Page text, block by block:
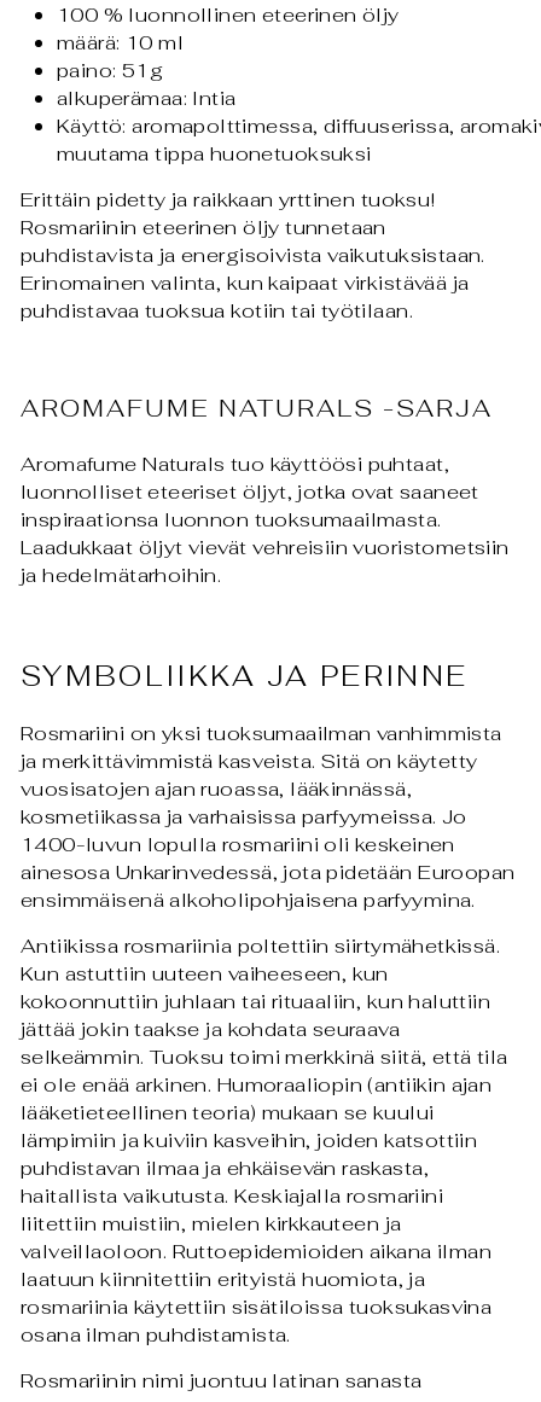
100 % luonnollinen eteerinen öljy
määrä: 10 ml
paino: 51g
alkuperämaa: Intia
Käyttö:aromapolttimessa, diffuuserissa,
muutama tippa huonetuoksuksi
Erittäin pidetty ja raikkaan yrttinen tuoksu!
Rosmariinin eteerinen öljy tunnetaan
puhdistavista ja energisoivista vaikutuksistaan.
Erinomainen valinta, kun kaipaat virkistävää ja
puhdistavaa tuoksua kotiin tai työtilaan.
AROMAFUME NATURALS -SARJA
Aromafume Naturals tuo käyttöösi puhtaat,
luonnolliset eteeriset öljyt, jotka ovat saaneet
inspiraationsa luonnon tuoksumaailmasta.
Laadukkaat öljyt vievät vehreisiin vuoristometsiin
ja hedelmätarhoihin.
SYMBOLIIKKA JA PERINNE
Rosmariini on yksi tuoksumaailman vanhimmista
ja merkittävimmistä kasveista. Sitä on käytetty
vuosisatojen ajan ruoassa, lääkinnässä,
kosmetiikassa ja varhaisissa parfyymeissa. Jo
1400-luvun lopulla rosmariini oli keskeinen
ainesosa Unkarinvedessä, jota pidetään Euroopan
ensimmäisenä alkoholipohjaisena parfyymina.
Antiikissa rosmariinia poltettiin siirtymähetkissä.
Kun astuttiin uuteen vaiheeseen, kun
kokoonnuttiin juhlaan tai rituaaliin, kun haluttiin
jättää jokin taakse ja kohdata seuraava
selkeämmin. Tuoksu toimi merkkinä siitä, että tila
ei ole enää arkinen. Humoraaliopin (antiikin ajan
lääketieteellinen teoria) mukaan se kuului
lämpimiin ja kuiviin kasveihin, joiden katsottiin
puhdistavan ilmaa ja ehkäisevän raskasta,
haitallista vaikutusta. Keskiajalla rosmariini
liitettiin muistiin, mielen kirkkauteen ja
valveillaoloon. Ruttoepidemioiden aikana ilman
laatuun kiinnitettiin erityistä huomiota, ja
rosmariinia käytettiin sisätiloissa tuoksukasvina
osana ilman puhdistamista.
Rosmariinin nimi juontuu latinan sanasta